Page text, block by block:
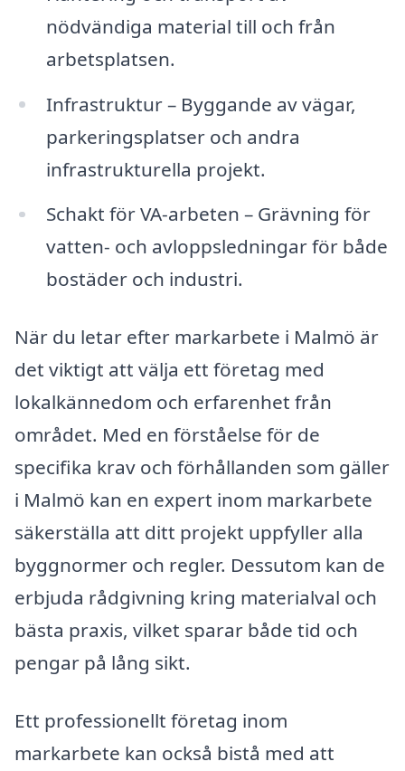
nödvändiga material till och från
arbetsplatsen.
Infrastruktur – Byggande av vägar,
parkeringsplatser och andra
infrastrukturella projekt.
Schakt för VA-arbeten – Grävning för
vatten- och avloppsledningar för både
bostäder och industri.
När du letar efter markarbete i Malmö är
det viktigt att välja ett företag med
lokalkännedom och erfarenhet från
området. Med en förståelse för de
specifika krav och förhållanden som gäller
i Malmö kan en expert inom markarbete
säkerställa att ditt projekt uppfyller alla
byggnormer och regler. Dessutom kan de
erbjuda rådgivning kring materialval och
bästa praxis, vilket sparar både tid och
pengar på lång sikt.
Ett professionellt företag inom
markarbete kan också bistå med att